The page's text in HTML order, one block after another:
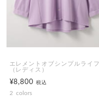
エレメントオブシンプルライフ
（レディス）
¥8,800税込
2 colors